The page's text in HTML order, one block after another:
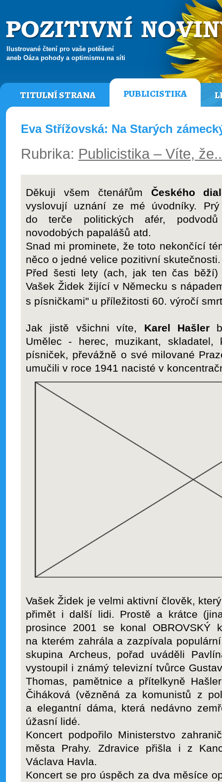
Ilustrované čtení pro vaše potěšení
aneb Oáza pohody a optimismu na síti
TITULNÍ STRANA PUBLICISTIKA
Eva Střížovská: Na Starých
Rubrika: Publicistika – Víte,
Děkuji všem čtenářům Českého
vyslovují uznání ze mé úvodníky.
do terče politických afér,
novodobých papalášů atd.
Snad mi prominete, že toto nekončící
něco o jedné velice pozitivní skutečnosti.
Před šesti lety (ach, jak ten čas
Vašek Židek žijící v Německu s
s písničkami" u příležitosti 60. výročí
Jak jistě všichni víte, Karel Hašler
Umělec - herec, muzikant,
písniček, převážně o své milované
umučili v roce 1941 nacisté v
Vašek Židek je velmi aktivní člověk,
přimět i další lidi. Prostě a krátce
prosince 2001 se konal OBROVSKÝ
na kterém zahrála a zazpívala
skupina Archeus, pořad uváděli
vystoupil i známý televizní tvůrce
Thomas, pamětnice a přítelkyně
Čiháková (vězněná za komunistů z
a elegantní dáma, která nedávno
úžasní lidé.
Koncert podpořilo Ministerstvo
města Prahy. Zdravice přišla i z
Václava Havla.
Koncert se pro úspěch za dva měsíce